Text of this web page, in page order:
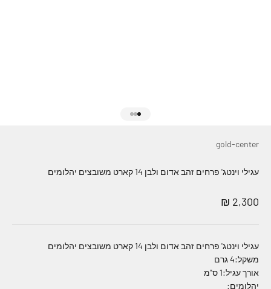
gold-center
עגילי וינטג' פרחים זהב אדום ולבן 14 קארט משובצים יהלומים
מחיר מבצע
2,300 ₪
עגילי וינטג' פרחים זהב אדום ולבן 14 קארט משובצים יהלומים
משקל:4 גרם
אורך עגיל:1 ס"מ
יהלומים: